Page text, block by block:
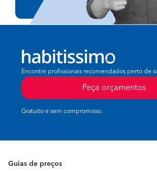
Encontre profissionais recomendados perto de si
Peça orçamentos
Gratuito e sem compromisso.
Guias de preços